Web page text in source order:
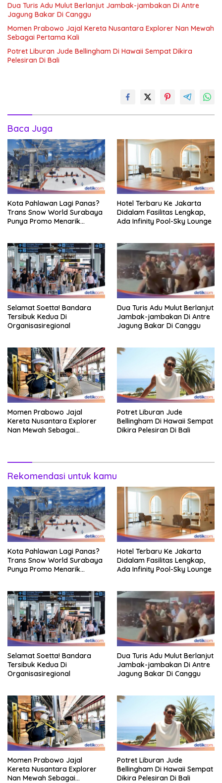
Dua Turis Adu Mulut Berlanjut Jambak-jambakan Di Antre
Jagung Bakar Di Canggu
Momen Prabowo Jajal Kereta Nusantara Explorer Nan Mewah
Sebagai Pertama Kali
Potret Liburan Jude Bellingham Di Hawaii Sempat Dikira
Pelesiran Di Bali
Baca Juga
Kota Pahlawan Lagi Panas?
Trans Snow World Surabaya
Punya Promo Menarik
Hotel Terbaru Ke Jakarta
Didalam Fasilitas Lengkap,
Ada Infinity Pool-Sky Lounge
Selamat Soetta! Bandara
Tersibuk Kedua Di
Organisasiregional
Dua Turis Adu Mulut Berlanjut
Jambak-jambakan Di Antre
Jagung Bakar Di Canggu
Momen Prabowo Jajal
Kereta Nusantara Explorer
Nan Mewah Sebagai
Potret Liburan Jude
Bellingham Di Hawaii Sempat
Dikira Pelesiran Di Bali
Rekomendasi untuk kamu
Kota Pahlawan Lagi Panas?
Trans Snow World Surabaya
Punya Promo Menarik
Hotel Terbaru Ke Jakarta
Didalam Fasilitas Lengkap,
Ada Infinity Pool-Sky Lounge
Selamat Soetta! Bandara
Tersibuk Kedua Di
Organisasiregional
Dua Turis Adu Mulut Berlanjut
Jambak-jambakan Di Antre
Jagung Bakar Di Canggu
Momen Prabowo Jajal
Kereta Nusantara Explorer
Nan Mewah Sebagai
Potret Liburan Jude
Bellingham Di Hawaii Sempat
Dikira Pelesiran Di Bali